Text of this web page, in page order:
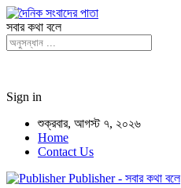
সবার কথা বলে
Sign in
শুক্রবার, আগস্ট ৭, ২০২৬
Home
Contact Us
Publisher - সবার কথা বলে